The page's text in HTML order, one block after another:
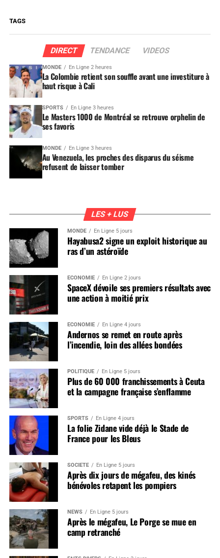
TAGS
DIRECT TENDANCE VIDEOS
MONDE En Ligne 2 heures
La Colombie retient son souffle avant une investiture à
haut risque à Cali
SPORTS En Ligne 3 heures
Le Masters 1000 de Montréal se retrouve orphelin de
ses favoris
MONDE En Ligne 3 heures
Au Venezuela, les proches des disparus du séisme
refusent de laisser tomber
LES + LUS
MONDE En Ligne 5 jours
Hayabusa2 signe un exploit historique au
ras d’un astéroïde
ÉCONOMIE En Ligne 2 jours
SpaceX dévoile ses premiers résultats avec
une action à moitié prix
ÉCONOMIE En Ligne 4 jours
Andernos se remet en route après
l’incendie, loin des allées bondées
POLITIQUE En Ligne 5 jours
Plus de 60 000 franchissements à Ceuta
et la campagne française s’enflamme
SPORTS En Ligne 4 jours
La folie Zidane vide déjà le Stade de
France pour les Bleus
SOCIÉTÉ En Ligne 5 jours
Après dix jours de mégafeu, des kinés
bénévoles retapent les pompiers
NEWS En Ligne 5 jours
Après le mégafeu, Le Porge se mue en
camp retranché